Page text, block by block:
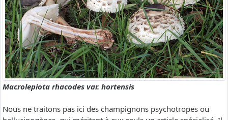
Macrolepiota rhacodes var. hortensis
Nous ne traitons pas ici des champignons psychotropes ou